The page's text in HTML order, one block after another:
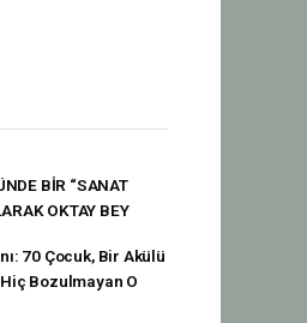
BİR “SANAT
OKTAY BEY
70 Çocuk, Bir Akülü
Bozulmayan O